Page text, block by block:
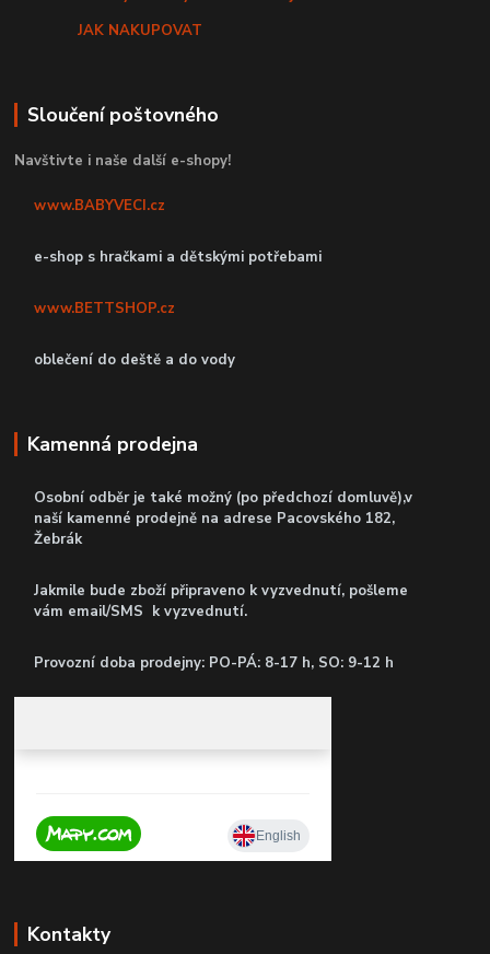
JAK NAKUPOVAT
Sloučení poštovného
Navštivte i naše další e-shopy!
www.BABYVECI.cz
e-shop s hračkami a dětskými potřebami
www.BETTSHOP.cz
oblečení do deště a do vody
Kamenná prodejna
Osobní odběr je také možný (po předchozí domluvě),v
naší kamenné prodejně na adrese Pacovského 182,
Žebrák
Jakmile bude zboží připraveno k vyzvednutí, pošleme
vám email/SMS k vyzvednutí.
Provozní doba prodejny: PO-PÁ: 8-17 h, SO: 9-12 h
Kontakty